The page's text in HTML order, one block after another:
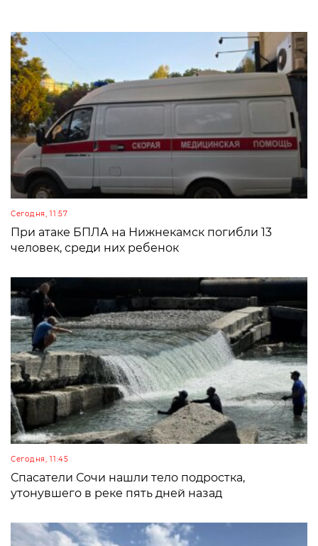
Сегодня, 11:57
При атаке БПЛА на Нижнекамск погибли 13
человек, среди них ребенок
Сегодня, 11:45
Спасатели Сочи нашли тело подростка,
утонувшего в реке пять дней назад